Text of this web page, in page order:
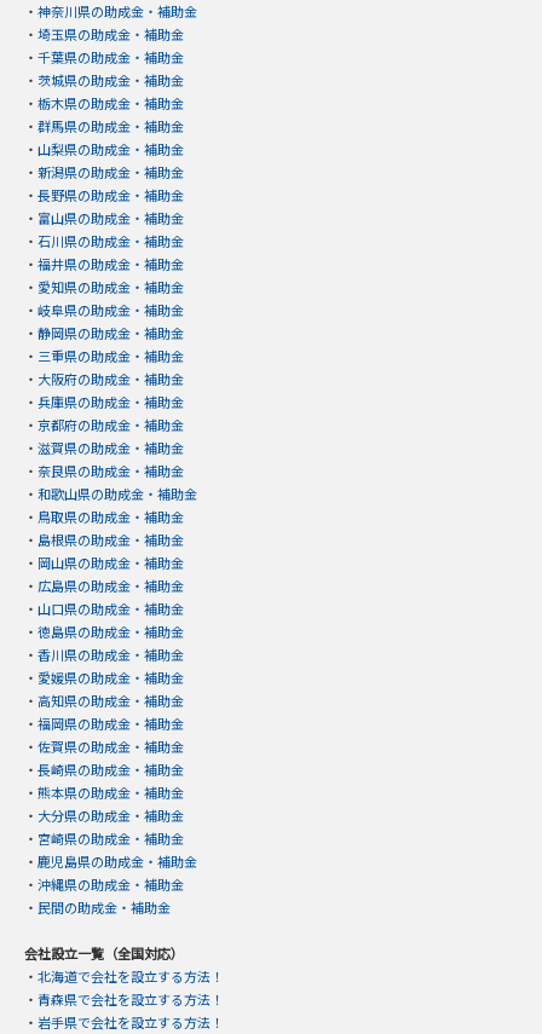
・ 神奈川県の助成金・補助金
・ 埼玉県の助成金・補助金
・ 千葉県の助成金・補助金
・ 茨城県の助成金・補助金
・ 栃木県の助成金・補助金
・ 群馬県の助成金・補助金
・ 山梨県の助成金・補助金
・ 新潟県の助成金・補助金
・ 長野県の助成金・補助金
・ 富山県の助成金・補助金
・ 石川県の助成金・補助金
・ 福井県の助成金・補助金
・ 愛知県の助成金・補助金
・ 岐阜県の助成金・補助金
・ 静岡県の助成金・補助金
・ 三重県の助成金・補助金
・ 大阪府の助成金・補助金
・ 兵庫県の助成金・補助金
・ 京都府の助成金・補助金
・ 滋賀県の助成金・補助金
・ 奈良県の助成金・補助金
・ 和歌山県の助成金・補助金
・ 鳥取県の助成金・補助金
・ 島根県の助成金・補助金
・ 岡山県の助成金・補助金
・ 広島県の助成金・補助金
・ 山口県の助成金・補助金
・ 徳島県の助成金・補助金
・ 香川県の助成金・補助金
・ 愛媛県の助成金・補助金
・ 高知県の助成金・補助金
・ 福岡県の助成金・補助金
・ 佐賀県の助成金・補助金
・ 長崎県の助成金・補助金
・ 熊本県の助成金・補助金
・ 大分県の助成金・補助金
・ 宮崎県の助成金・補助金
・ 鹿児島県の助成金・補助金
・ 沖縄県の助成金・補助金
・ 民間の助成金・補助金
会社設立一覧（全国対応）
・ 北海道で会社を設立する方法！
・ 青森県で会社を設立する方法！
・ 岩手県で会社を設立する方法！